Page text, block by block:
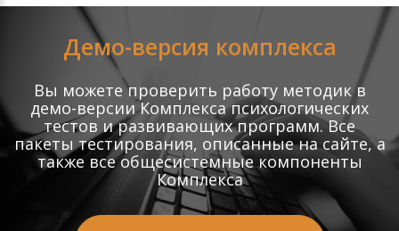
Демо-версия комплекса
Вы можете проверить работу методик в
демо-версии Комплекса психологических
тестов и развивающих программ. Все
пакеты тестирования, описанные на сайте, а
также все общесистемные компоненты
Комплекса